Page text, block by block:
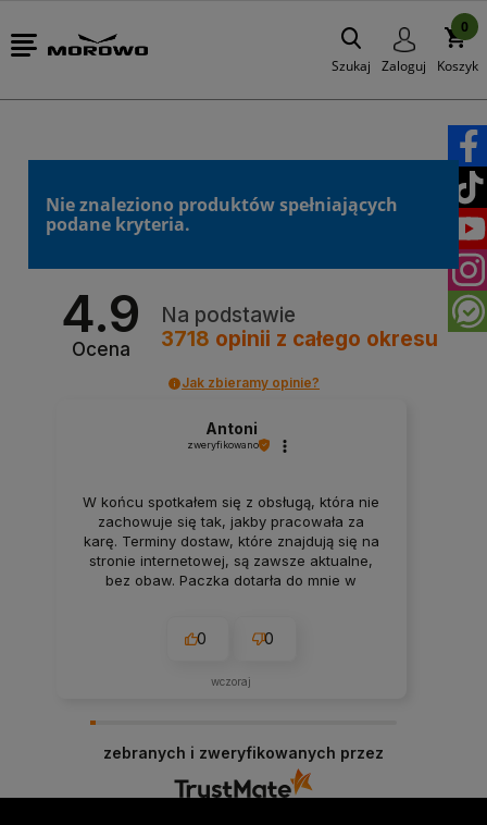
Szukaj Zaloguj Koszyk
0
Nie znaleziono produktów spełniających
podane kryteria.
4.9
Ocena
Na podstawie
3718 opinii z całego okresu
Jak zbieramy opinie?
Antoni
zweryfikowano
W końcu spotkałem się z obsługą, która nie
zachowuje się tak, jakby pracowała za
karę. Terminy dostaw, które znajdują się na
stronie internetowej, są zawsze aktualne,
bez obaw. Paczka dotarła do mnie w
obsługa. Warto.
0 0
wczoraj
zebranych i zweryfikowanych przez